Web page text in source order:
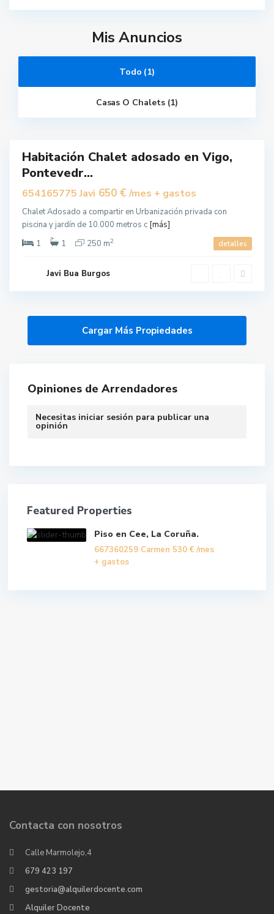
Mis Anuncios
Todo (1)
Casas O Chalets (1)
Habitación Chalet adosado en Vigo,
Pontevedr...
654165775 Javi 650 € /mes + gastos
Chalet Adosado a compartir en Urbanización privada con
piscina y jardín de 10.000 metros c [más]
1
1 250 m2 detalles
Javi Bua Burgos
Opiniones de Arrendadores
Necesitas iniciar sesión para publicar una
opinión
Featured Properties
Piso en Cee, La Coruña.
667360259 Carmen 530 € /mes
+ gastos
Contacta con nosotros
Calle Marmolejo,4
679 423 197
gestoria@alquilerdocente.com
Alquiler Docente